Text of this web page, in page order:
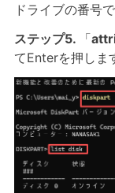
ドライブの番号
ステップ5.
「
てEnterを押しま